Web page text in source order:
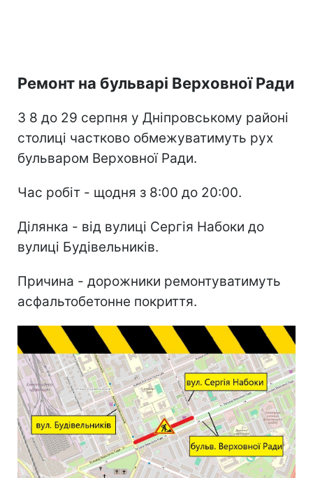
Ремонт на бульварі Верховної Ради
З 8 до 29 серпня у Дніпровському районі
столиці частково обмежуватимуть рух
бульваром Верховної Ради.
Час робіт - щодня з 8:00 до 20:00.
Ділянка - від вулиці Сергія Набоки до
вулиці Будівельників.
Причина - дорожники ремонтуватимуть
асфальтобетонне покриття.